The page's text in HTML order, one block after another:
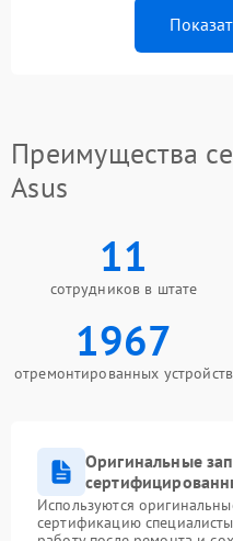
Преимущества
Asus
11
сотрудников в штате
1967
отремонтированных устройств
Оригинальные
Используются
сертификацию